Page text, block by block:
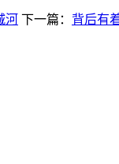
河 下一篇： 背后有